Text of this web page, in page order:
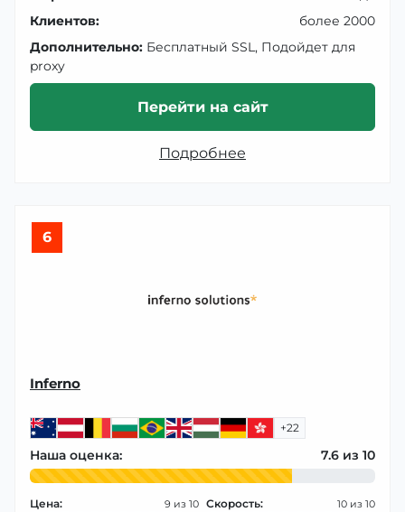
Клиентов:
более 2000
Дополнительно: Бесплатный SSL, Подойдет для
proxy
Перейти на сайт
Подробнее
6
Inferno
+22
Наша оценка: 7.6
Цена: 9 Скорость: 10